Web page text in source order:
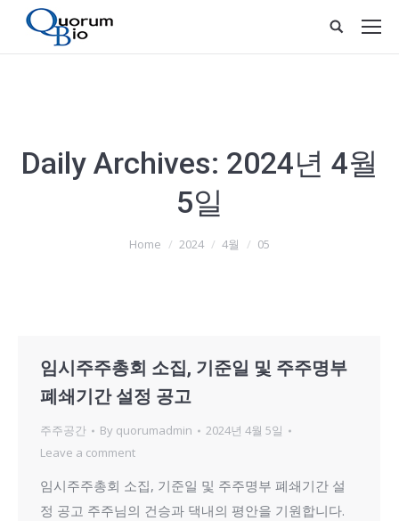
Daily Archives: 2024년 4월
5일
Home 2024 4월 05
임시주주총회 소집, 기준일 및 주주명부
폐쇄기간 설정 공고
주주공간 By quorumadmin
2024년 4월 5일
Leave a comment
임시주주총회 소집, 기준일 및 주주명부 폐쇄기간 설
정 공고 주주님의 건승과 댁내의 평안을 기원합니다.